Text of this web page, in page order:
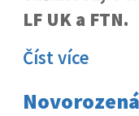
LF UK a FTN.
Číst více